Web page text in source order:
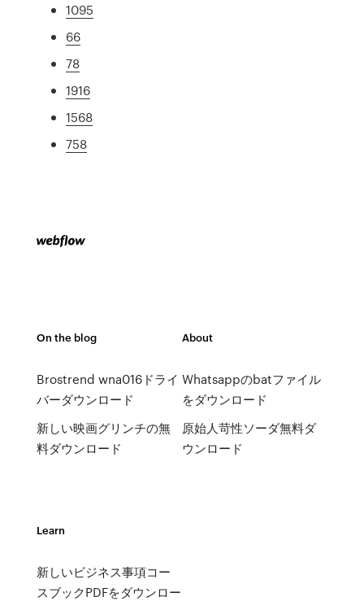
1095
66
78
1916
1568
758
On the blog
Brostrend wna016ドライ
バーダウンロード
新しい映画グリンチの無
料ダウンロード
About
Whatsappのbatファイル
をダウンロード
原始人苛性ソーダ無料ダ
ウンロード
Learn
新しいビジネス事項コー
スブックPDFをダウンロー